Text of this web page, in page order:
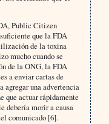
Public Citizen
que la FDA
de la toxina
mucho cuando se
de la ONG, la FDA
a enviar cartas de
agregar una advertencia
que actuar rápidamente
debería morir a causa
comunicado [6].